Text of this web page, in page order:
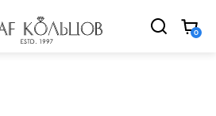
MWRAP" ELEMENTS IS HIDDEN
0